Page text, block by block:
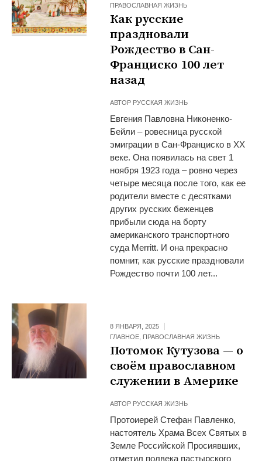
ПРАВОСЛАВНАЯ ЖИЗНЬ
Как русские
праздновали
Рождество в Сан-
Франциско 100 лет
назад
АВТОР РУССКАЯ ЖИЗНЬ
Евгения Павловна Никоненко-
Бейли – ровесница русской
эмиграции в Сан-Франциско в ХХ
веке. Она появилась на свет 1
ноября 1923 года – ровно через
четыре месяца после того, как ее
родители вместе с десятками
других русских беженцев
прибыли сюда на борту
американского транспортного
суда Merritt. И она прекрасно
помнит, как русские праздновали
Рождество почти 100 лет...
8 ЯНВАРЯ, 2025
ГЛАВНОЕ ПРАВОСЛАВНАЯ ЖИЗНЬ
Потомок Кутузова — о
своём православном
служении в Америке
АВТОР РУССКАЯ ЖИЗНЬ
Протоиерей Стефан Павленко,
настоятель Храма Всех Святых в
Земле Российской Просиявших,
отметил полвека пастырского